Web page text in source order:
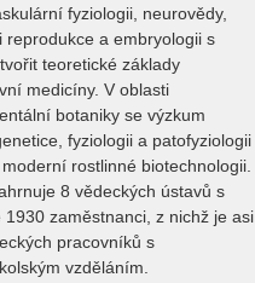
fyziologii, neurovědy,
reprodukce a embryologii s
teoretické základy
medicíny. V oblasti
botaniky se výzkum
fyziologii a patofyziologii
rostlinné biotechnologii.
8 vědeckých ústavů s
1930 zaměstnanci, z nichž je asi
pracovníků s
vzděláním.